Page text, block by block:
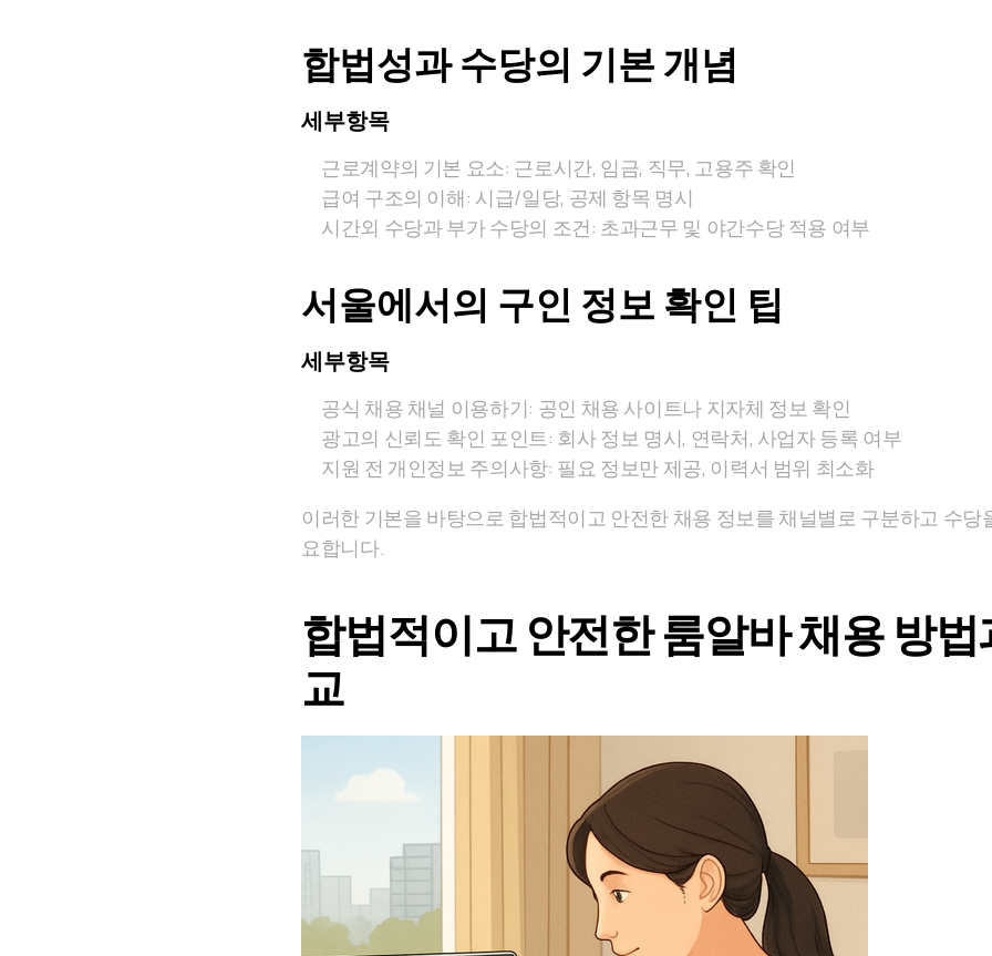
합법성과 수당의 기본 개념
세부항목
근로계약의 기본 요소: 근로시간, 임금, 직무, 고용주 확인
급여 구조의 이해: 시급/일당, 공제 항목 명시
시간외 수당과 부가 수당의 조건: 초과근무 및 야간수당 적용 여부
서울에서의 구인 정보 확인 팁
세부항목
공식 채용 채널 이용하기: 공인 채용 사이트나 지자체 정보 확인
광고의 신뢰도 확인 포인트: 회사 정보 명시, 연락처, 사업자 등록 여부
지원 전 개인정보 주의사항: 필요 정보만 제공, 이력서 범위 최소화
이러한 기본을 바탕으로 합법적이고 안전한 채용 정보를 채널별로 구분하고 수당
요합니다.
합법적이고 안전한 룸알바 채용 방법
교